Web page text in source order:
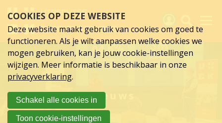
Archief
links
over
Spring
hoofd
inhoud
Spring
naar
hoofdnavigatie
Nieuws
Activiteiten
Nieuws
Verslagen
Sluit je aan
COOKIES OP DEZE WEBSITE
Deze website maakt gebruik van cookies om goed te
functioneren. Als je wilt aanpassen welke cookies we
mogen gebruiken, kan je jouw cookie-instellingen
wijzigen. Meer informatie is beschikbaar in onze
privacyverklaring.
Schakel alle cookies in
Toon cookie-instellingen